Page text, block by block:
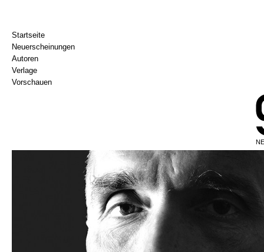
Startseite
Neuerscheinungen
Autoren
Verlage
Vorschauen